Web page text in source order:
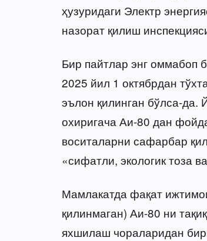
ҳузуридаги Электр
назорат қилиш
Бир пайтлар энг оммабоп
2025 йил 1 октябрдан
эълон қилинган бўлса-
охиригача Аи-80 дан
воситаларни сафарбар
«сифатли, экологик тоза
Мамлакатда фақат
қилинмаган) Аи-80 ни
яхшилаш чораларидан